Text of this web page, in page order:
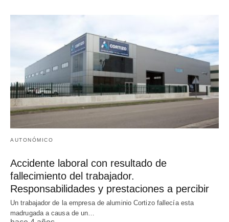
AUTONÓMICO
Accidente laboral con resultado de
fallecimiento del trabajador.
Responsabilidades y prestaciones a percibir
Un trabajador de la empresa de aluminio Cortizo fallecía esta
madrugada a causa de un…